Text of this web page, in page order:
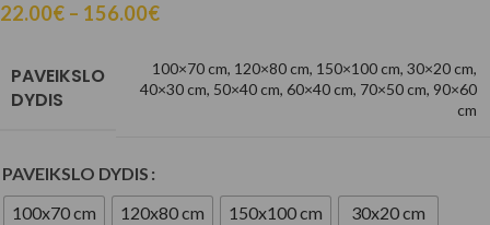
22.00€ – 156.00€
PAVEIKSLO
DYDIS
100×70 cm, 120×80 cm, 150×100 cm, 30×20 cm,
40×30 cm, 50×40 cm, 60×40 cm, 70×50 cm, 90×60
cm
PAVEIKSLO DYDIS
100x70 cm
120x80 cm 150x100 cm
30x20 cm